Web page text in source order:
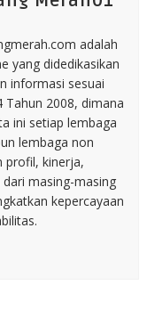
adalah
yang didedikasikan
informasi sesuai
Tahun 2008, dimana
ini setiap lembaga
lembaga non
profil, kinerja,
masing-masing
kepercayaan